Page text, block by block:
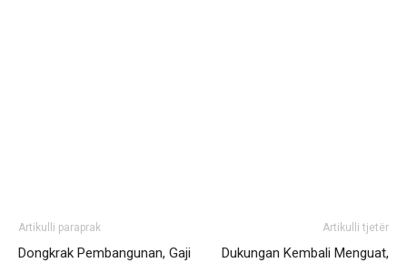
Artikulli paraprak
Dongkrak Pembangunan, Gaji
Artikulli tjetër
Dukungan Kembali Menguat,